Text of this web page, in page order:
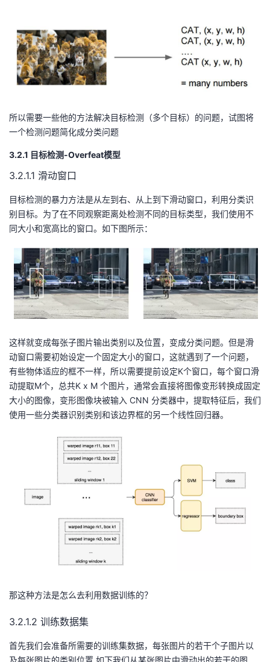
所以需要一些他的方法解决目标检测（多个目标）的问题，试图将
一个检测问题简化成分类问题
3.2.1 目标检测-Overfeat模型
3.2.1.1 滑动窗口
目标检测的暴力方法是从左到右、从上到下滑动窗口，利用分类识
别目标。为了在不同观察距离处检测不同的目标类型，我们使用不
同大小和宽高比的窗口。如下图所示：
这样就变成每张子图片输出类别以及位置，变成分类问题。但是滑
动窗口需要初始设定一个固定大小的窗口，这就遇到了一个问题，
有些物体适应的框不一样，所以需要提前设定K个窗口，每个窗口滑
动提取M个，总共K x M 个图片，通常会直接将图像变形转换成固定
大小的图像，变形图像块被输入 CNN 分类器中，提取特征后，我们
使用一些分类器识别类别和该边界框的另一个线性回归器。
那这种方法是怎么去利用数据训练的？
3.2.1.2 训练数据集
首先我们会准备所需要的训练集数据，每张图片的若干个子图片以
及每张图片的类别位置,如下我们从某张图片中滑动出的若干的图